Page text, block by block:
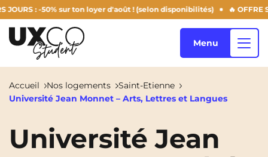
: -50% sur ton loyer d'août ! (selon disponibilités) 🔥 OFFRE
Menu
Accueil Nos logements
Saint-Etienne
Université Jean Monnet – Arts, Lettres et Langues
Université Jean